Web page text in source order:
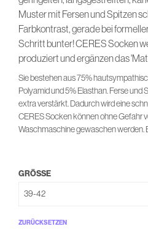
Muster mit Fersen und Spitzen
Farbkontrast, gerade bei
Schritt bunter! CERES Socken
produziert und ergänzen das
Sie bestehen aus 75%
Polyamid und 5% Elasthan. Ferse und
extra verstärkt. Dadurch wird eine
CERES Socken können ohne Gefahr
Waschmaschine gewaschen werden.
GRÖSSE
ZURÜCKSETZEN